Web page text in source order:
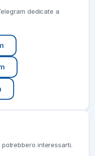
dedicate a
interessarti.